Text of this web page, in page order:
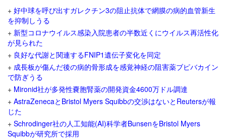
+ 好中球を呼び出すガレクチン3の阻止抗体で網膜の病的血管新生
を抑制しうる
+ 新型コロナウイルス感染入院患者の半数近くにウイルス再活性化
が見られた
+ 良好な代謝と関連するFNIP1遺伝子変化を同定
+ 成長板が傷んだ後の病的骨形成を感覚神経の阻害薬ブピバカイン
で防ぎうる
+ Mironid社が多発性嚢胞腎薬の開発資金4600万ドル調達
+ AstraZenecaとBristol Myers Squibbの交渉はないとReutersが報
じた
+ Schrodinger社の人工知能(AI)科学者BunsenをBristol Myers
Squibbが研究所で採用